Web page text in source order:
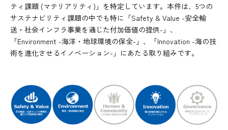
ティ課題 (マテリアリティ)」を特定しています。本件は、5つの
サステナビリティ課題の中でも特に「Safety & Value -安全輸
送・社会インフラ事業を通じた付加価値の提供-」、
「Environment -海洋・地球環境の保全-」、「Innovation -海の技
術を進化させるイノベーション-」にあたる取り組みです。